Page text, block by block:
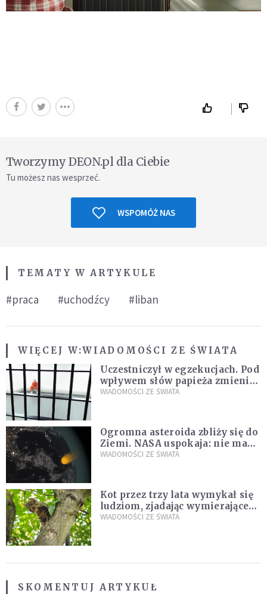
Tworzymy DEON.pl dla Ciebie
Tu możesz nas wesprzeć.
WSPOMÓŻ NAS
TEMATY W ARTYKULE
#praca #uchodźcy #liban
WIĘCEJ W:WIADOMOŚCI ZE ŚWIATA
Uczestniczył w egzekucjach. Pod
wpływem słów papieża zmienił
zdanie
WIADOMOŚCI ZE ŚWIATA
Ogromna asteroida zbliży się do
Ziemi. NASA uspokaja: nie ma
zagrożenia
WIADOMOŚCI ZE ŚWIATA
Kot przez trzy lata wymykał się
ludziom, zjadając wymierające
kaczki. W końcu popełnił
WIADOMOŚCI ZE ŚWIATA
SKOMENTUJ ARTYKUŁ